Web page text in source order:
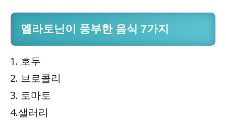
멜라토닌이 풍부한 음식 7가지
1. 호두
2. 브로콜리
3. 토마토
4.샐러리